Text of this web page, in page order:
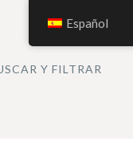
Y FILTRAR
Español